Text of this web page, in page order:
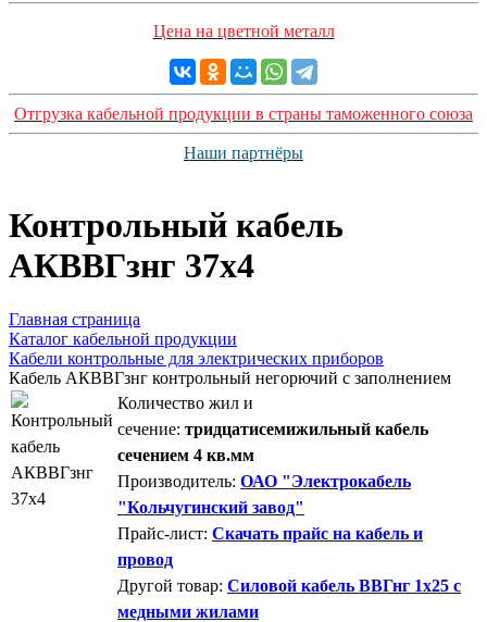
Цена на цветной металл
Отгрузка кабельной продукции в страны таможенного союза
Наши партнёры
Контрольный кабель
AКВВГзнг 37х4
Главная страница
Каталог кабельной продукции
Кабели контрольные для электрических приборов
Кабель АКВВГзнг контрольный негорючий с заполнением
Количество жил и
сечение: тридцатисемижильный кабель
сечением 4 кв.мм
Производитель: ОАО "Электрокабель
"Кольчугинский завод"
Прайс-лист: Скачать прайс на кабель и
провод
Другой товар: Силовой кабель ВВГнг 1х25 с
медными жилами